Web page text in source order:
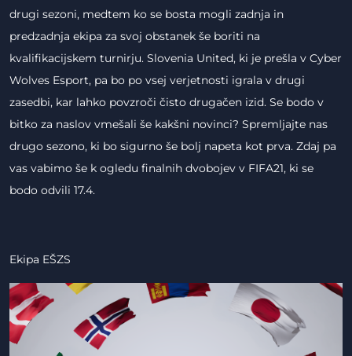
drugi sezoni, medtem ko se bosta mogli zadnja in
predzadnja ekipa za svoj obstanek še boriti na
kvalifikacijskem turnirju. Slovenia United, ki je prešla v Cyber
Wolves Esport, pa bo po vsej verjetnosti igrala v drugi
zasedbi, kar lahko povzroči čisto drugačen izid. Se bodo v
bitko za naslov vmešali še kakšni novinci? Spremljajte nas
drugo sezono, ki bo sigurno še bolj napeta kot prva. Zdaj pa
vas vabimo še k ogledu finalnih dvobojev v FIFA21, ki se
bodo odvili 17.4.
Ekipa EŠZS